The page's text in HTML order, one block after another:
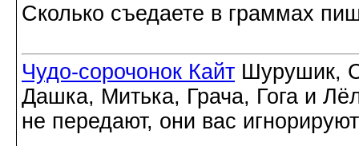
Сколько съедаете в граммах
Чудо-сорочонок Кайт Шурушик,
Дашка, Митька, Грача, Гога и
не передают, они вас игнорируют